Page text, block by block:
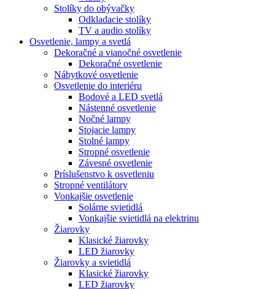
Stolíky do obývačky
Odkladacie stolíky
TV a audio stolíky
Osvetlenie, lampy a svetlá
Dekoračné a vianočné osvetlenie
Dekoračné osvetlenie
Nábytkové osvetlenie
Osvetlenie do interiéru
Bodové a LED svetlá
Nástenné osvetlenie
Nočné lampy
Stojacie lampy
Stolné lampy
Stropné osvetlenie
Závesné osvetlenie
Príslušenstvo k osvetleniu
Stropné ventilátory
Vonkajšie osvetlenie
Solárne svietidlá
Vonkajšie svietidlá na elektrinu
Žiarovky
Klasické žiarovky
LED žiarovky
Žiarovky a svietidlá
Klasické žiarovky
LED žiarovky